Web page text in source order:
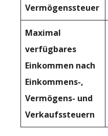
Vermögenssteuer
Maximal
verfügbares
Einkommen nach
Einkommens-,
Vermögens- und
Verkaufssteuern